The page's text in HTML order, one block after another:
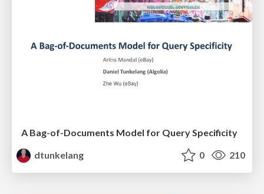
A Bag-of-Documents Model for Query Specificity
dtunkelang
0 210